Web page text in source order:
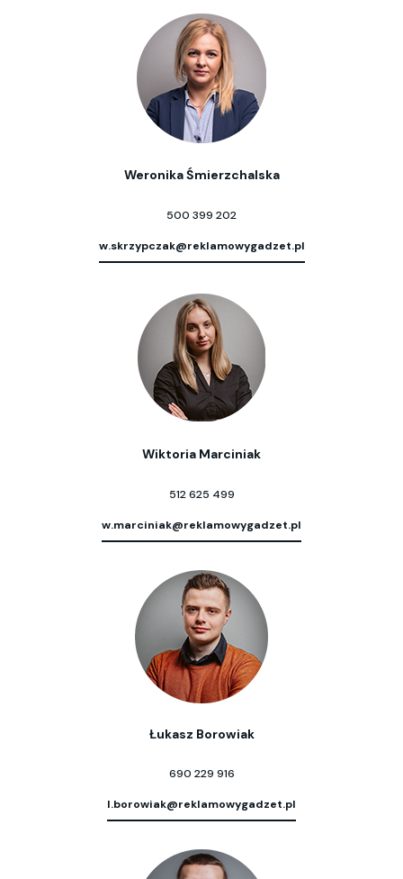
Weronika Śmierzchalska
500 399 202
w.skrzypczak@reklamowygadzet.pl
Wiktoria Marciniak
512 625 499
w.marciniak@reklamowygadzet.pl
Łukasz Borowiak
690 229 916
l.borowiak@reklamowygadzet.pl